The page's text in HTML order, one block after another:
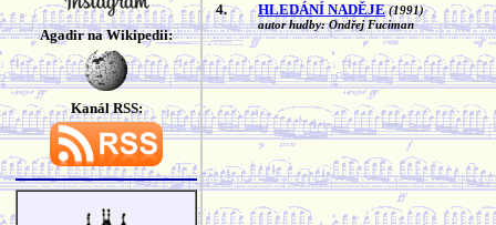
Agadir na Wikipedii:
Kanál RSS:
4. HLEDÁNÍ NADĚJE (1991)
autor hudby: Ondřej Fuciman